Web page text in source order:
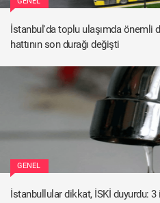
İstanbul'da toplu ulaşımda önemli
hattının son durağı değişti
GENEL
İstanbullular dikkat, İSKİ duyurdu: